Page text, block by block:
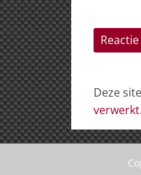
Deze
verwerkt.